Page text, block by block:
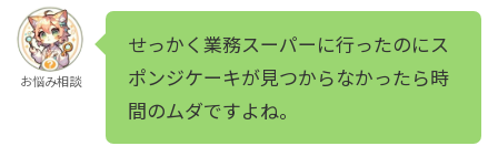
お悩み相談
せっかく業務スーパーに行ったのにス
ポンジケーキが見つからなかったら時
間のムダですよね。